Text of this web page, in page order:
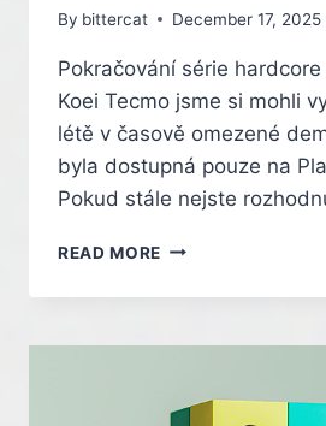
By bittercat December 17, 2025
Pokračování série
Koei Tecmo jsme si mohli
létě v časově omezené
byla dostupná pouze na
Pokud stále nejste
READ MORE NIOH
DOSTANE
JEDNO
TENTOKRÁT